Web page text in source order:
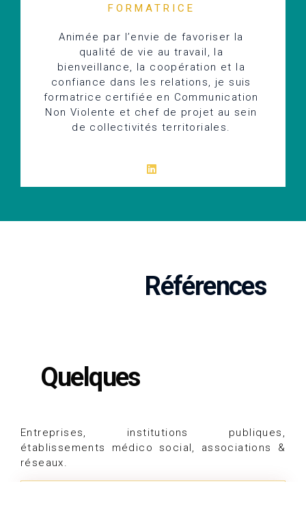
FORMATRICE
Animée par l’envie de favoriser la
qualité de vie au travail, la
bienveillance, la coopération et la
confiance dans les relations, je suis
formatrice certifiée en Communication
Non Violente et chef de projet au sein
de collectivités territoriales.
Quelques
Références
Entreprises, institutions publiques,
établissements médico social, associations &
réseaux.